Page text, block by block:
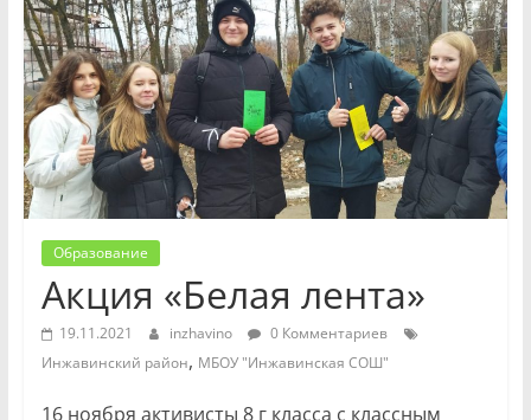
суслики
Образование
Акция «Белая лента»
19.11.2021 inzhavino
0 Комментариев
Инжавинский район, МБОУ "Инжавинская СОШ"
16 ноября активисты 8 г класса с классным